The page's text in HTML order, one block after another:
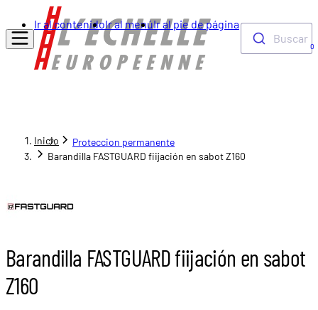
Ir al contenidoIr al menúIr al pie de página
Buscar
0
Inicio
Proteccion permanente
Barandilla FASTGUARD fiijación en sabot Z160
Barandilla FASTGUARD fiijación en sabot
Z160